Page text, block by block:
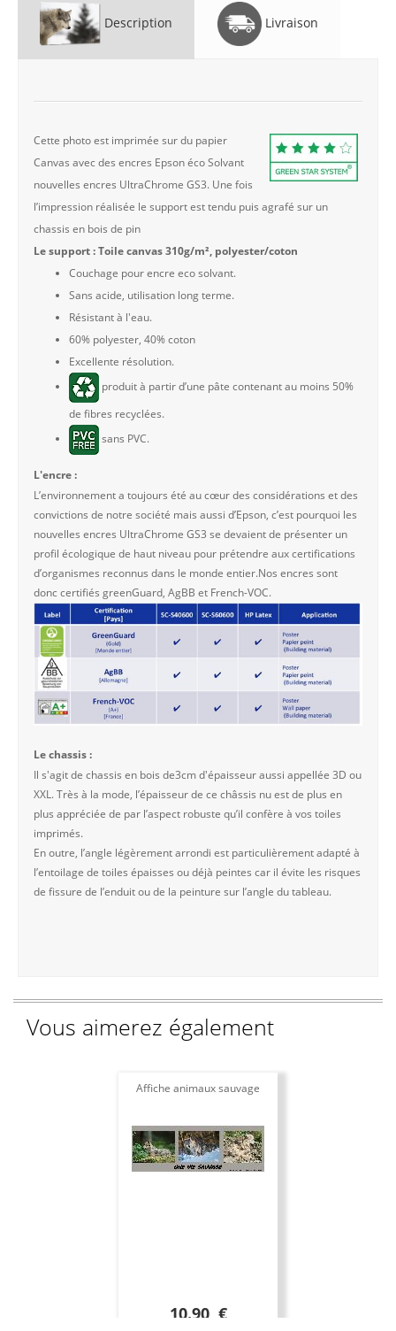
Description Livraison
Cette photo est imprimée sur du papier
Canvas avec des encres Epson éco Solvant
nouvelles encres UltraChrome GS3. Une fois
l’impression réalisée le support est tendu puis agrafé sur un
chassis en bois de pin
Le support : Toile canvas 310g/m², polyester/coton
Couchage pour encre eco solvant.
Sans acide, utilisation long terme.
Résistant à l'eau.
60% polyester, 40% coton
Excellente résolution.
produit à partir d’une pâte contenant au moins 50%
de fibres recyclées.
sans PVC.
L'encre :
L’environnement a toujours été au cœur des considérations et des
convictions de notre société mais aussi d’Epson, c’est pourquoi les
nouvelles encres UltraChrome GS3 se devaient de présenter un
profil écologique de haut niveau pour prétendre aux certifications
d’organismes reconnus dans le monde entier.Nos encres sont
donc certifiés greenGuard, AgBB et French-VOC.
Le chassis :
Il s'agit de chassis en bois de3cm d'épaisseur aussi appellée 3D ou
XXL. Très à la mode, l’épaisseur de ce châssis nu est de plus en
plus appréciée de par l’aspect robuste qu’il confère à vos toiles
imprimés.
En outre, l’angle légèrement arrondi est particulièrement adapté à
l’entoilage de toiles épaisses ou déjà peintes car il évite les risques
de fissure de l’enduit ou de la peinture sur l’angle du tableau.
Vous aimerez également
Affiche animaux sauvage
10.90 €